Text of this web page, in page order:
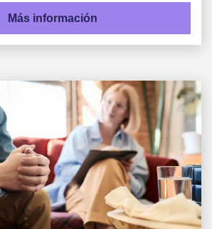
Más información